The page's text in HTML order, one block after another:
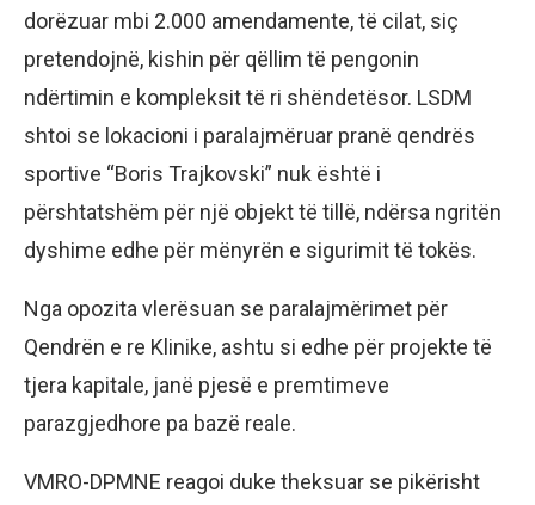
dorëzuar mbi 2.000 amendamente, të cilat, siç
pretendojnë, kishin për qëllim të pengonin
ndërtimin e kompleksit të ri shëndetësor. LSDM
shtoi se lokacioni i paralajmëruar pranë qendrës
sportive “Boris Trajkovski” nuk është i
përshtatshëm për një objekt të tillë, ndërsa ngritën
dyshime edhe për mënyrën e sigurimit të tokës.
Nga opozita vlerësuan se paralajmërimet për
Qendrën e re Klinike, ashtu si edhe për projekte të
tjera kapitale, janë pjesë e premtimeve
parazgjedhore pa bazë reale.
VMRO-DPMNE reagoi duke theksuar se pikërisht